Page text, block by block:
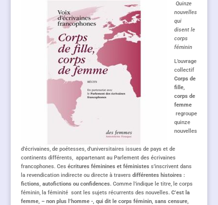
Quinze
nouvelles
qui
disent le
corps
féminin
L’ouvrage
collectif
Corps de
fille,
corps de
femme
regroupe
quinze
nouvelles
d’écrivaines, de poétesses, d’universitaires issues de pays et de
continents différents, appartenant au Parlement des écrivaines
francophones. Ces écritures féminines et féministes s’inscrivent dans
la revendication indirecte ou directe à travers différentes histoires :
fictions, autofictions ou confidences.Comme l’indique le titre, le corps
féminin, la féminité sont les sujets récurrents des nouvelles. C’est la
femme, – non plus l’homme -, qui dit le corps féminin, sans censure,